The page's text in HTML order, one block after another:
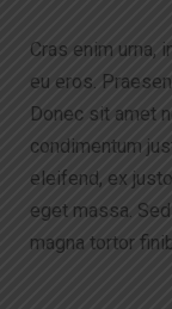
Cras enim urna,
eu eros.
Donec sit amet
condimentum
eleifend, ex
eget massa.
magna tortor